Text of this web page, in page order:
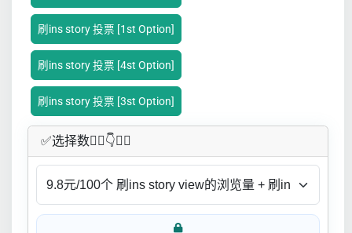
刷ins story 投票 [1st Option]
刷ins story 投票 [4st Option]
刷ins story 投票 [3st Option]
✅​选择数👇🏻​​👇👇🏻​​